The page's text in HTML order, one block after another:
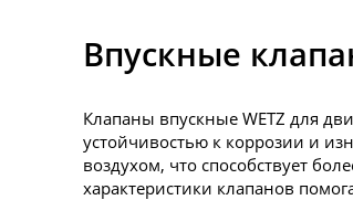
Впускные
Клапаны впускные WETZ для
устойчивостью к коррозии и
воздухом, что способствует
характеристики клапанов